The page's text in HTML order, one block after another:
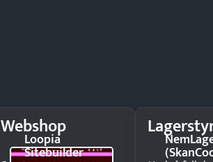
Webshop
Loopia
Sitebuilder